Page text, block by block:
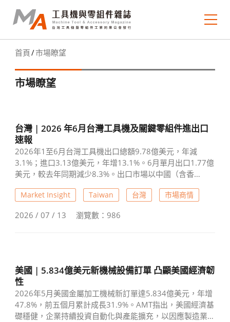
歷期電子報
MA 焦點
市場瞭望
技術趨勢
產業掃描
課程&活動行事曆
聯絡我們
首頁 市場瞭望
市場瞭望
台灣 | 2026 年6月台灣工具機及關鍵零組件進出口
速報
2026年1至6月台灣工具機出口總額9.78億美元，年減
3.1%；進口3.13億美元，年增13.1%。6月單月出口1.77億
美元，較去年同期減少8.3%。出口市場以中國（含香
現亮眼，上半年出口8.14億美元、年增11.4%，進口1.22
工具機市場復甦力道仍顯分歧。
Market Insight Taiwan 台灣 市場商情
2026 / 07 / 13 瀏覽數：986
美國 | 5.834億美元新機械設備訂單 凸顯美國經濟韌
性
2026年5月美國金屬加工機械新訂單達5.834億美元，年增
47.8%，前五個月累計成長31.9%。AMT指出，美國經濟基
礎穩健，企業持續投資自動化與產能擴充，以因應製造業